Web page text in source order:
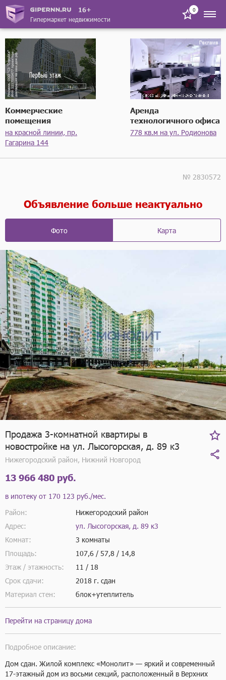
16+
Гипермаркет недвижимости
0
Коммерческие
помещения
на красной линии, пр.
Гагарина 144
Аренда
технологичного офиса
778 кв.м на ул. Родионова
№ 2830572
Объявление больше неактуально
Фото Карта
Продажа 3-комнатной квартиры в
новостройке на ул. Лысогорская, д. 89 к3
Нижегородский район, Нижний Новгород
13 966 480 руб.
в ипотеку от 170 123 руб./мес.
Район:
Нижегородский район
Адрес:
ул. Лысогорская, д. 89 к3
Комнат:
3 комнаты
Площадь:
107,6 / 57,8 / 14,8
Этаж / этажность:
11 / 18
Срок сдачи:
2018 г. сдан
Материал стен:
блок+утеплитель
Перейти на страницу дома
Подробное описание:
Дом сдан. Жилой комплекс «Монолит» — яркий и современный
17-этажный дом из восьми секций, расположенный в Верхних